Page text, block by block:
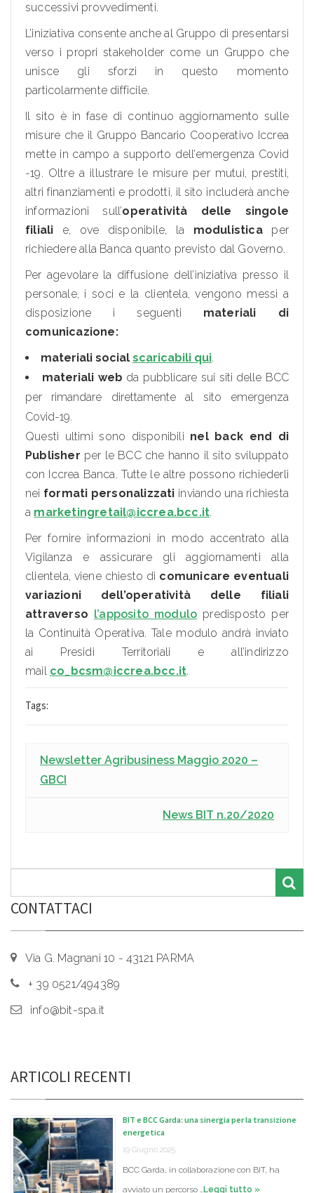
successivi provvedimenti.
L’iniziativa consente anche al Gruppo di presentarsi
verso i propri stakeholder come un Gruppo che
unisce gli sforzi in questo momento
particolarmente difficile.
Il sito è in fase di continuo aggiornamento sulle
misure che il Gruppo Bancario Cooperativo Iccrea
mette in campo a supporto dell’emergenza Covid
-19. Oltre a illustrare le misure per mutui, prestiti,
altri finanziamenti e prodotti, il sito includerà anche
informazioni sull’operatività delle singole
filiali e, ove disponibile, la modulisticaper
richiedere alla Banca quanto previsto dal Governo.
Per agevolare la diffusione dell’iniziativa presso il
personale, i soci e la clientela, vengono messi a
disposizione i seguenti materiali di
comunicazione:
materiali social scaricabili qui.
materiali web da pubblicare sui siti delle BCC
per rimandare direttamente al sito emergenza
Covid-19.
Questi ultimi sono disponibili nel back end di
Publisher per le BCC che hanno il sito sviluppato
con Iccrea Banca. Tutte le altre possono richiederli
nei formati personalizzati inviando una richiesta
a marketingretail@iccrea.bcc.it.
Per fornire informazioni in modo accentrato alla
Vigilanza e assicurare gli aggiornamenti alla
clientela, viene chiesto di comunicare eventuali
variazioni dell’operatività delle filiali
attraverso l’apposito modulo predisposto per
la Continuità Operativa. Tale modulo andrà inviato
ai Presidi Territoriali e all’indirizzo
mail co_bcsm@iccrea.bcc.it.
Tags:
Newsletter Agribusiness Maggio 2020 –
GBCI
News BIT n.20/2020
CONTATTACI
Via G. Magnani 10 - 43121 PARMA
+ 39 0521/494389
info@bit-spa.it
ARTICOLI RECENTI
BIT e BCC Garda: una sinergia per la transizione
energetica
19 Giugno 2025
BCC Garda, in collaborazione con BIT, ha
avviato un percorso …Leggi tutto »